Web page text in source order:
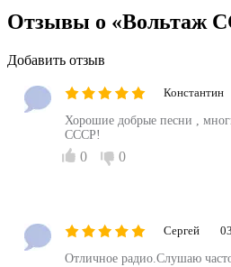
Отзывы о «Вольтаж
Добавить отзыв
Константин
Хорошие добрые песни ,
СССР!
0 0
Сергей
Отличное радио.Слушаю